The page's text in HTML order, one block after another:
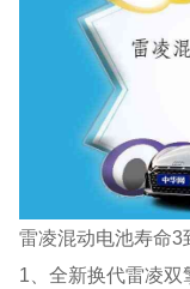
雷凌混动电池寿命3
1、全新换代雷凌双